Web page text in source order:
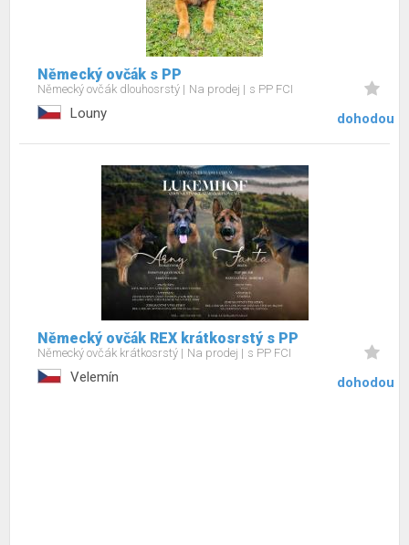
Německý ovčák s PP
Německý ovčák dlouhosrstý Na prodej s PP FCI
Louny dohodou
Německý ovčák REX krátkosrstý s PP
Německý ovčák krátkosrstý Na prodej s PP FCI
Velemín dohodou